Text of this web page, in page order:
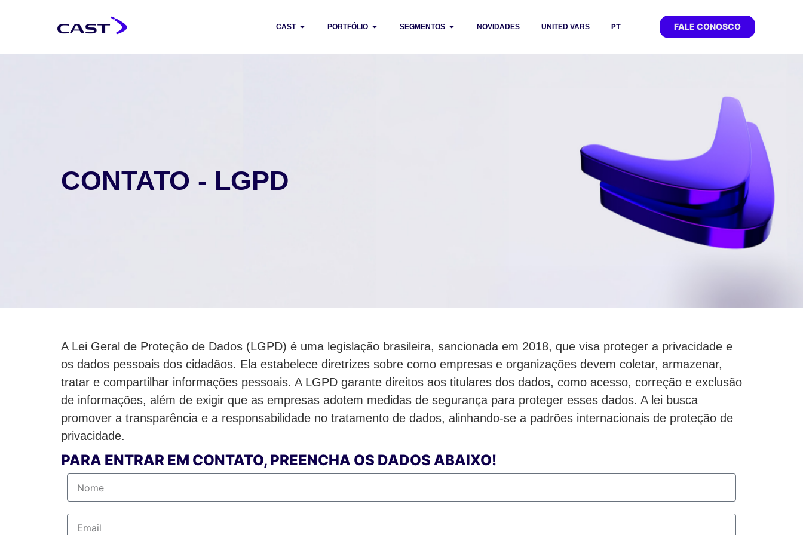
CAST PORTFÓLIO SEGMENTOS NOVIDADES UNITED VARS PT FALE CONOSCO
CONTATO - LGPD
A Lei Geral de Proteção de Dados (LGPD) é uma legislação brasileira, sancionada em 2018, que visa proteger a privacidade e
os dados pessoais dos cidadãos. Ela estabelece diretrizes sobre como empresas e organizações devem coletar, armazenar,
tratar e compartilhar informações pessoais. A LGPD garante direitos aos titulares dos dados, como acesso, correção e exclusão
de informações, além de exigir que as empresas adotem medidas de segurança para proteger esses dados. A lei busca
promover a transparência e a responsabilidade no tratamento de dados, alinhando-se a padrões internacionais de proteção de
privacidade.
PARA ENTRAR EM CONTATO, PREENCHA OS DADOS ABAIXO!